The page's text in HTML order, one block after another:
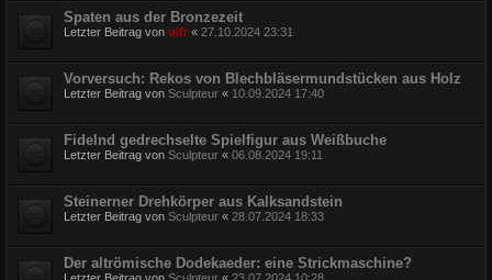
Spaten aus der Bronzezeit
Letzter Beitrag von ulfr « 27.10.2024 23:31
Vorversuch: Rekos von Blechbläsermundstücken aus Holz
Letzter Beitrag von Sculpteur « 10.09.2024 17:40
Fidelnd gedrechselte Spielfigur aus Weißbuche
Letzter Beitrag von Sculpteur « 06.08.2024 19:11
Steinerner Drehkörper aus Kalksandstein
Letzter Beitrag von Sculpteur « 28.07.2024 18:33
Der altrömische Dodekaeder: eine Strickmaschine?